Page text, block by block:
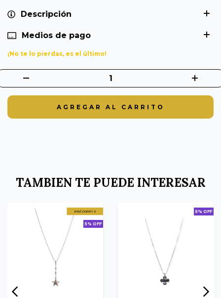
Descripción
Medios de pago
¡No te lo pierdas, es el último!
TAMBIEN TE PUEDE INTERESAR
ENVÍO GRATIS
5% OFF
5% OFF